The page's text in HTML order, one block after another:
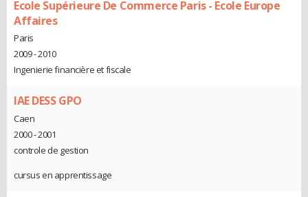
Ecole Supérieure De Commerce Paris - Ecole Europe
Affaires
Paris
2009 - 2010
Ingenierie financière et fiscale
IAE DESS GPO
Caen
2000 - 2001
controle de gestion
cursus en apprentissage